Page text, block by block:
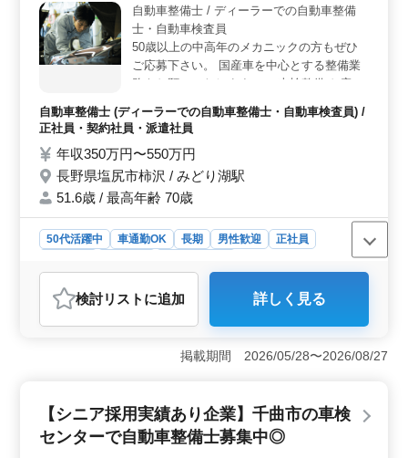
万円から350万円、時給は1,000円から1,600円です。実費
支給の通勤手当や雇用・労災・健康・厚生の福利厚生が
整っています。長期勤務が可能で安定して働ける環境が
整っています。
自動車整備士 / ディーラーでの自動車整備
士・自動車検査員
50歳以上の中高年のメカニックの方もぜひ
ご応募下さい。 国産車を中心とする整備業
務をお願いいたします。 ・車検整備 お客様
解体 ・緊急整備 事故等で不備が生じた車体
の修理、解体 奮ってご応募下さい。
自動車整備士 (ディーラーでの自動車整備士・自動車検査員) /
正社員・契約社員・派遣社員
年収350万円〜550万円
長野県塩尻市柿沢 / みどり湖駅
51.6歳 / 最高年齢 70歳
50代活躍中 車通勤OK 長期 男性歓迎
正社員
おすすめポイント
＜塩尻市柿沢のディーラーでの自動車整備士募集＞ 長
野県塩尻市柿沢にあるディーラーでは、中高年の方々が
心に、車検整備や緊急整備などの業務を担当していただ
通勤も可能です。年収は360万〜520万円で、通勤手当や
交通費も支給されます。週5日の勤務で、休日もしっかり
確保できます。残業もありますが、働きながらもワーク
検討リスト に追加 詳しく見る
掲載期間 2026/05/28〜2026/08/27
【シニア採用実績あり企業】千曲市の車検
センターで自動車整備士募集中◎